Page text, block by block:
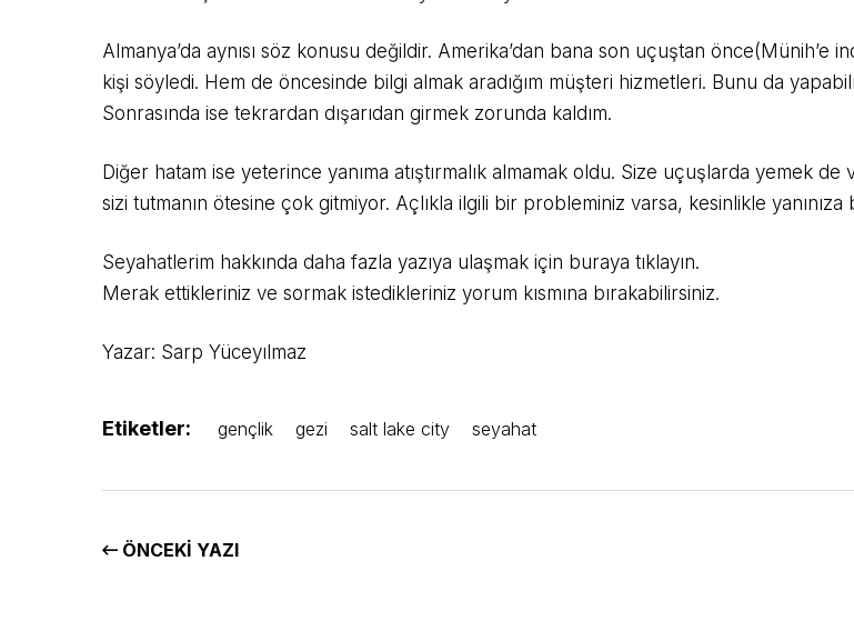
Almanya’da aynısı söz konusu değildir. Amerika’dan bana son uçuştan
kişi söyledi. Hem de öncesinde bilgi almak aradığım müşteri hizmetleri. Bunu da
Sonrasında ise tekrardan dışarıdan girmek zorunda kaldım.
Diğer hatam ise yeterince yanıma atıştırmalık almamak oldu. Size uçuşlarda yemek
sizi tutmanın ötesine çok gitmiyor. Açlıkla ilgili bir probleminiz varsa, kesinlikle yanınıza
Seyahatlerim hakkında daha fazla yazıya ulaşmak için buraya tıklayın.
Merak ettikleriniz ve sormak istedikleriniz yorum kısmına bırakabilirsiniz.
Yazar: Sarp Yüceyılmaz
Etiketler: gençlik gezi salt lake city seyahat
ÖNCEKI YAZI